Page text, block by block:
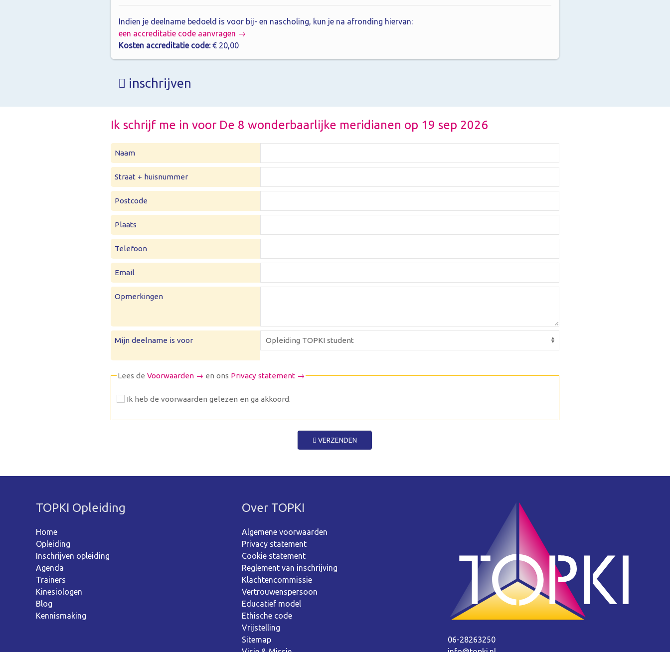
Indien je deelname bedoeld is voor bij- en nascholing, kun je na afronding hiervan:
een accreditatie code aanvragen →
Kosten accreditatie code:€ 20,00
inschrijven
Ik schrijf me in voor De 8 wonderbaarlijke meridianen op 19 sep 2026
Naam
Straat + huisnummer
Postcode
Plaats
Telefoon
Email
Opmerkingen
Mijn deelname is voor
Lees deVoorwaarden → en ons Privacy statement →
Ik heb de voorwaarden gelezen en ga akkoord.
VERZENDEN
TOPKI Opleiding
Home
Opleiding
Inschrijven opleiding
Agenda
Trainers
Kinesiologen
Blog
Kennismaking
Over TOPKI
Algemene voorwaarden
Privacy statement
Cookie statement
Reglement van inschrijving
Klachtencommissie
Vertrouwenspersoon
Educatief model
Ethische code
Vrijstelling
Sitemap
06-28263250